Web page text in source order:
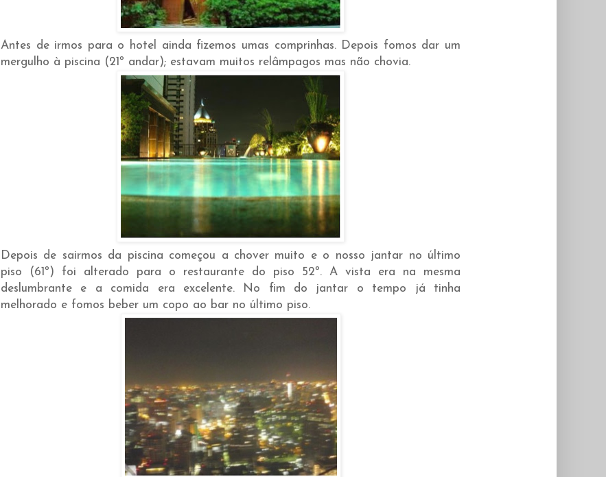
Antes de irmos para o hotel ainda fizemos umas comprinhas. Depois fomos dar um
mergulho à piscina (21º andar); estavam muitos relâmpagos mas não chovia.
Depois de sairmos da piscina começou a chover muito e o nosso jantar no último
piso (61º) foi alterado para o restaurante do piso 52º. A vista era na mesma
deslumbrante e a comida era excelente. No fim do jantar o tempo já tinha
melhorado e fomos beber um copo ao bar no último piso.